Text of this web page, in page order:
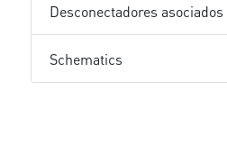
Desconectadores asociados
Schematics